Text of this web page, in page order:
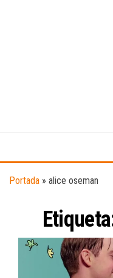
Portada » alice oseman